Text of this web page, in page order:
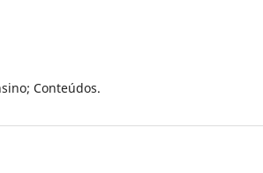
Conteúdos.